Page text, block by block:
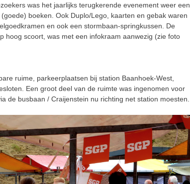
was het jaarlijks terugkerende evenement weer een
boeken. Ook Duplo/Lego, kaarten en gebak waren
en ook een stormbaan-springkussen. De
hoog scoort, was met een infokraam aanwezig (zie foto
ruime, parkeerplaatsen bij station Baanhoek-West,
Een groot deel van de ruimte was ingenomen voor
de busbaan / Craijenstein nu richting net station moesten.